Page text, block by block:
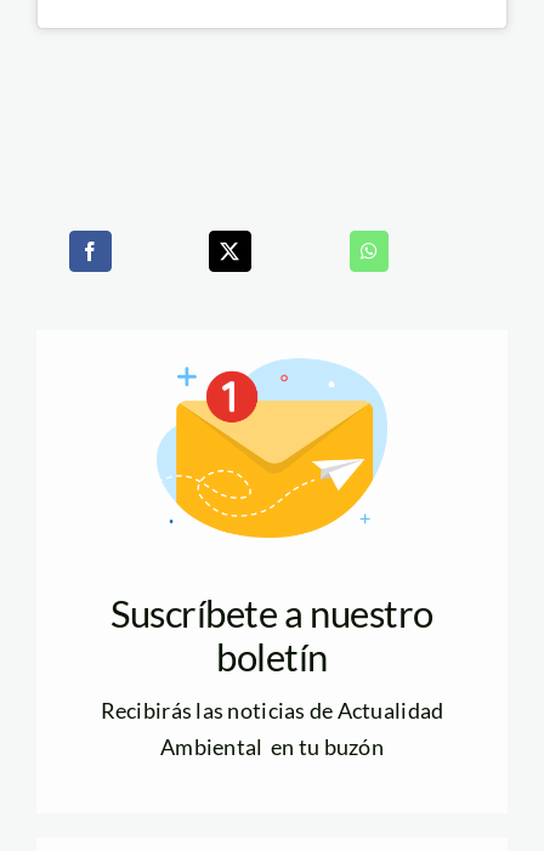
Suscríbete a nuestro
boletín
Recibirás las noticias de Actualidad
Ambiental en tu buzón